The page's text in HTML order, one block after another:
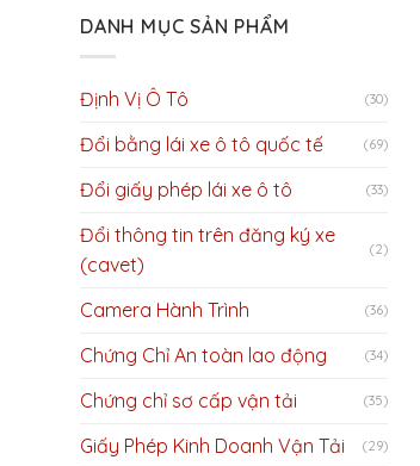
DANH MỤC SẢN PHẨM
Định Vị Ô Tô (30)
Đổi bằng lái xe ô tô quốc tế (69)
Đổi giấy phép lái xe ô tô (33)
Đổi thông tin trên đăng ký xe
(cavet)
(2)
Camera Hành Trình (36)
Chứng Chỉ An toàn lao động (34)
Chứng chỉ sơ cấp vận tải (35)
Giấy Phép Kinh Doanh Vận Tải (29)